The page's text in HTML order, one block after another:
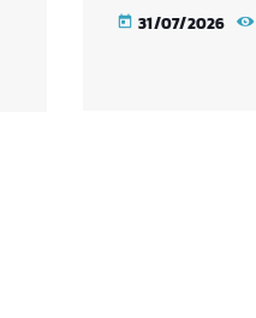
today 31/07/2026